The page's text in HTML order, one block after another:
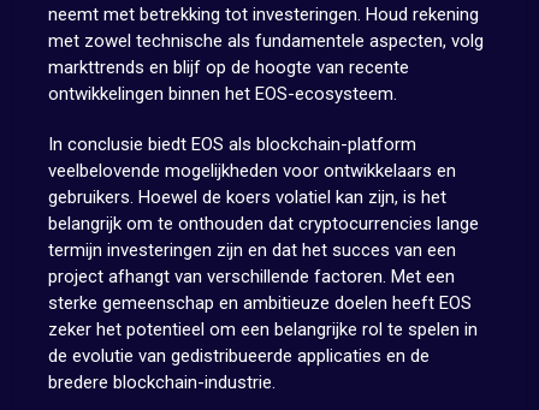
neemt met betrekking tot investeringen. Houd rekening
met zowel technische als fundamentele aspecten, volg
markttrends en blijf op de hoogte van recente
ontwikkelingen binnen het EOS-ecosysteem.
In conclusie biedt EOS als blockchain-platform
veelbelovende mogelijkheden voor ontwikkelaars en
gebruikers. Hoewel de koers volatiel kan zijn, is het
belangrijk om te onthouden dat cryptocurrencies lange
termijn investeringen zijn en dat het succes van een
project afhangt van verschillende factoren. Met een
sterke gemeenschap en ambitieuze doelen heeft EOS
zeker het potentieel om een belangrijke rol te spelen in
de evolutie van gedistribueerde applicaties en de
bredere blockchain-industrie.